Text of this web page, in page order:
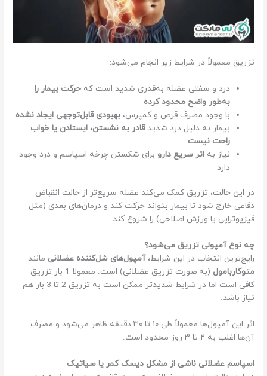
تزریق معمولاً در شرایط زیر انجام می‌شود:
درد و سفتی عضله به‌قدری شدید است کهحرکت بیمار را
به‌طور واضح محدود کرده
با وجود مصرف قرص و کمپرس،بهبودی قابل‌توجهی ایجاد نشده
بیمار به دلیل درد شدیدقادر به نشستن، ایستادن یا خواب
راحت نیست
نیاز بهاثر سریع دارو برای شکستن چرخه اسپاسم و درد وجود
دارد
در این حالت، تزریق کمک می‌کند عضله سریع‌تر از حالت انقباض
دفاعی خارج شود تا بیمار بتواند حرکت کند و درمان‌های بعدی (مثل
فیزیوتراپی یا ورزش اصلاحی) را شروع کند.
چه نوع آمپولی تزریق می‌شود؟
رایج‌ترین انتخاب در این شرایط،آمپول‌های شل‌کننده عضلانی مانند
متوکاربامول
(به صورت تزریق عضلانی) است. معمولا 1 بار تزریق
کافی است اما در شرایط شدیدتر ممکن است به تزریق 2 تا 3 بار هم
نیاز باشد.
اثر این آمپول‌ها معمولاً طی ۱۰ تا ۳۰ دقیقه ظاهر می‌شود و مصرف
آن‌ها اغلب به ۲ تا ۳ روز محدود است.
اسپاسم عضلانی ناشی از مشکل دیسک کمر یا سیاتیک